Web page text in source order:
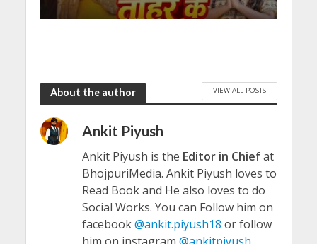
About the author VIEW ALL POSTS
Ankit Piyush
Ankit Piyush is the Editor in Chiefat
BhojpuriMedia. Ankit Piyush loves to
Read Book and He also loves to do
Social Works. You can Follow him on
facebook@ankit.piyush18 or follow